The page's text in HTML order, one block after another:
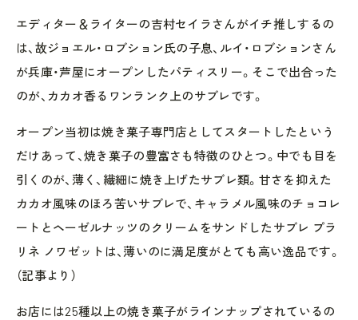
エディター＆ライターの吉村セイラさんがイチ推しするの
は、故ジョエル・ロブション氏の子息、ルイ・ロブションさん
が兵庫・芦屋にオープンしたパティスリー。そこで出合った
のが、カカオ香るワンランク上のサブレです。
オープン当初は焼き菓子専門店としてスタートしたという
だけあって、焼き菓子の豊富さも特徴のひとつ。中でも目を
引くのが、薄く、繊細に焼き上げたサブレ類。甘さを抑えた
カカオ風味のほろ苦いサブレで、キャラメル風味のチョコレ
ートとヘーゼルナッツのクリームをサンドしたサブレ プラ
リネ ノワゼットは、薄いのに満足度がとても高い逸品です。
（記事より）
お店には25種以上の焼き菓子がラインナップされているの